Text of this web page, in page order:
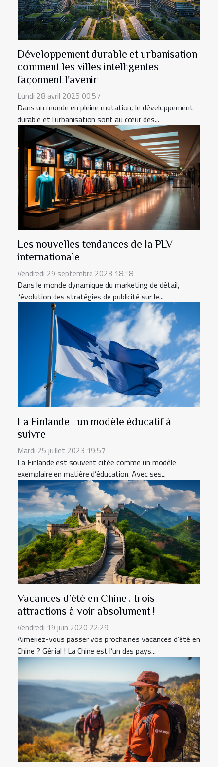
Développement durable et urbanisation
comment les villes intelligentes
façonnent l'avenir
Lundi 28 avril 2025 00:57
Dans un monde en pleine mutation, le développement
durable et l'urbanisation sont au cœur des...
Les nouvelles tendances de la PLV
internationale
Vendredi 29 septembre 2023 18:18
Dans le monde dynamique du marketing de détail,
l’évolution des stratégies de publicité sur le...
La Finlande : un modèle éducatif à
suivre
Mardi 25 juillet 2023 19:57
La Finlande est souvent citée comme un modèle
exemplaire en matière d’éducation. Avec ses...
Vacances d’été en Chine : trois
attractions à voir absolument !
Vendredi 19 juin 2020 22:29
Aimeriez-vous passer vos prochaines vacances d’été en
Chine ? Génial ! La Chine est l’un des pays...